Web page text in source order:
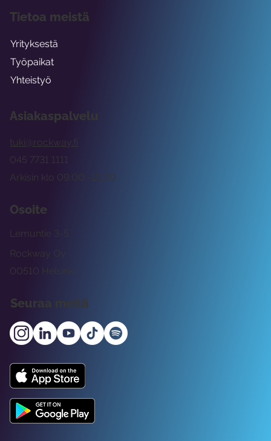
Asiakaspalvelu
tuki@rockway.fi
Arkisin klo 09:00 -15:00
045 7731 1111
Osoite
Rockway Oy
Lemuntie 3-5
00510 Helsinki
Seuraa meitä
Tietoa meistä
Yrityksestä
Työpaikat
Yhteistyö